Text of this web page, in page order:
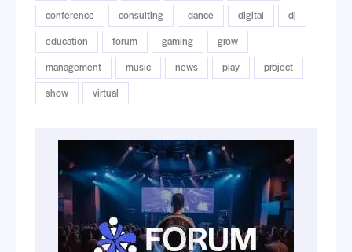
conference
consulting dance digital
dj
education
forum gaming
grow
management
music news play
project
show
virtual